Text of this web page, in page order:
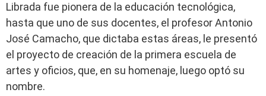
Librada fue pionera de la educación tecnológica,
hasta que uno de sus docentes, el profesor Antonio
José Camacho, que dictaba estas áreas, le presentó
el proyecto de creación de la primera escuela de
artes y oficios, que, en su homenaje, luego optó su
nombre.